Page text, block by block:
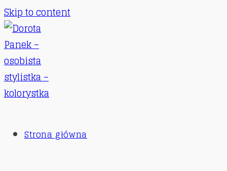
Skip to content
Strona główna